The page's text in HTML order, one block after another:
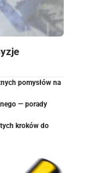
pomysłów na
— porady
kroków do